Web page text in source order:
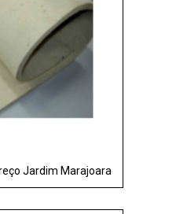
Jardim Marajoara